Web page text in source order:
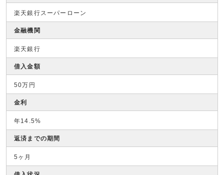
楽天銀行スーパーローン
金融機関
楽天銀行
借入金額
50万円
金利
年14.5%
返済までの期間
5ヶ月